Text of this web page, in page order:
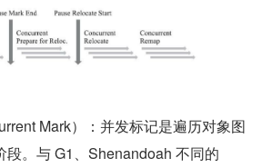
Mark）：并发标记是遍历对象图
段。与 G1、Shenandoah 不同的